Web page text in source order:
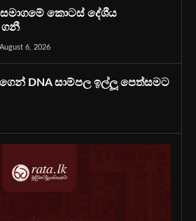
කොටස් දේශීය
ගනී
August 6, 2026
DNA සාම්පල ඉල්ලූ පෙත්සමට